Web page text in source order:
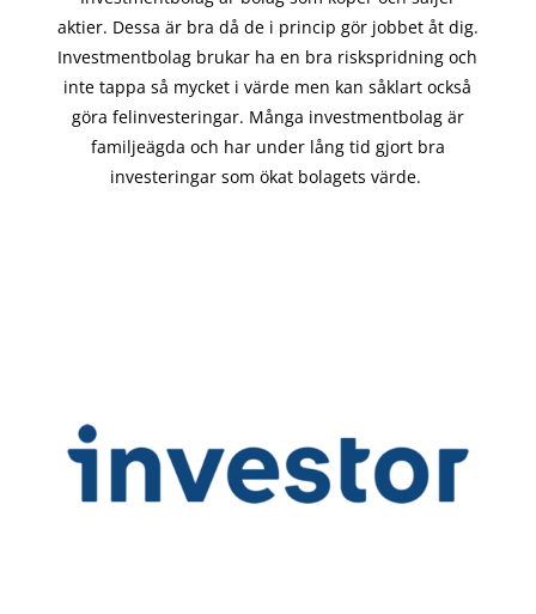
aktier. Dessa är bra då de i princip görjobbet åt dig.
Investmentbolag brukar ha en bra riskspridning och
inte tappa så mycket i värde men kan såklart också
göra felinvesteringar. Många investmentbolag är
familjeägda och har under lång tid gjort bra
investeringar som ökat bolagets värde.